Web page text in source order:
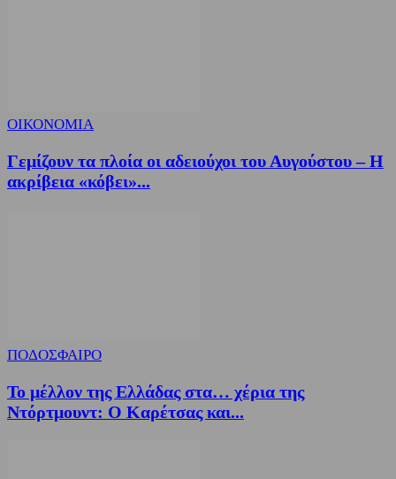
ΟΙΚΟΝΟΜΙΑ
Γεμίζουν τα πλοία οι αδειούχοι του Αυγούστου – Η
ακρίβεια «κόβει»...
ΠΟΔΟΣΦΑΙΡΟ
Το μέλλον της Ελλάδας στα… χέρια της
Ντόρτμουντ: Ο Καρέτσας και...